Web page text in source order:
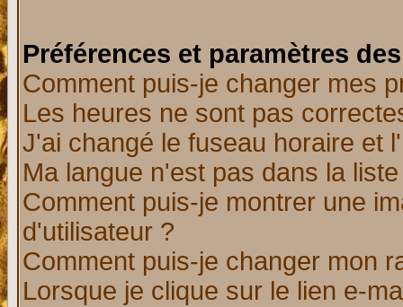
Préférences et paramètres
Comment puis-je changer mes
Les heures ne sont pas
J'ai changé le fuseau horaire et
Ma langue n'est pas dans la
Comment puis-je montrer une
d'utilisateur ?
Comment puis-je changer mon
Lorsque je clique sur le lien e-